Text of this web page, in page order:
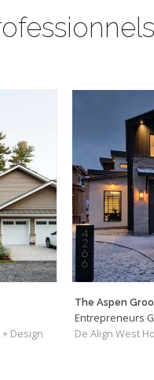
Design
The Aspen
Entrepreneurs
De Align West